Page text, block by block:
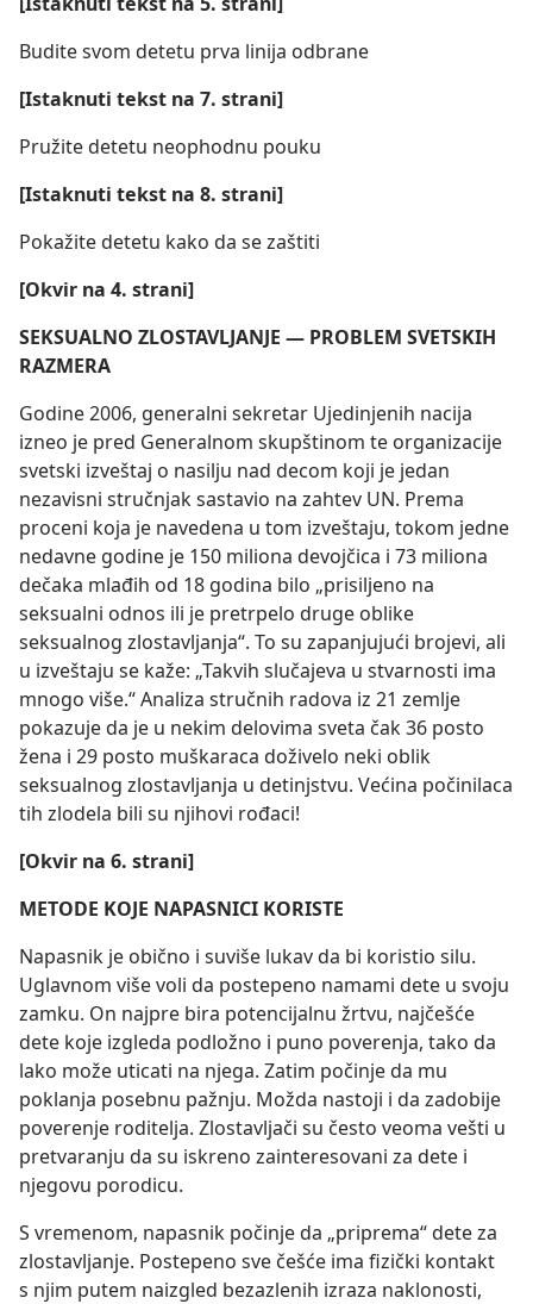
Budite svom detetu prva linija odbrane
[Istaknuti tekst na 7. strani]
Pružite detetu neophodnu pouku
[Istaknuti tekst na 8. strani]
Pokažite detetu kako da se zaštiti
[Okvir na 4. strani]
SEKSUALNO ZLOSTAVLJANJE — PROBLEM SVETSKIH
RAZMERA
Godine 2006, generalni sekretar Ujedinjenih nacija
izneo je pred Generalnom skupštinom te organizacije
svetski izveštaj o nasilju nad decom koji je jedan
nezavisni stručnjak sastavio na zahtev UN. Prema
proceni koja je navedena u tom izveštaju, tokom jedne
nedavne godine je 150 miliona devojčica i 73 miliona
dečaka mlađih od 18 godina bilo „prisiljeno na
seksualni odnos ili je pretrpelo druge oblike
seksualnog zlostavljanja“. To su zapanjujući brojevi, ali
u izveštaju se kaže: „Takvih slučajeva u stvarnosti ima
mnogo više.“ Analiza stručnih radova iz 21 zemlje
pokazuje da je u nekim delovima sveta čak 36 posto
žena i 29 posto muškaraca doživelo neki oblik
seksualnog zlostavljanja u detinjstvu. Većina počinilaca
tih zlodela bili su njihovi rođaci!
[Okvir na 6. strani]
METODE KOJE NAPASNICI KORISTE
Napasnik je obično i suviše lukav da bi koristio silu.
Uglavnom više voli da postepeno namami dete u svoju
zamku. On najpre bira potencijalnu žrtvu, najčešće
dete koje izgleda podložno i puno poverenja, tako da
lako može uticati na njega. Zatim počinje da mu
poklanja posebnu pažnju. Možda nastoji i da zadobije
poverenje roditelja. Zlostavljači su često veoma vešti u
pretvaranju da su iskreno zainteresovani za dete i
njegovu porodicu.
S vremenom, napasnik počinje da „priprema“ dete za
zlostavljanje. Postepeno sve češće ima fizički kontakt
s njim putem naizgled bezazlenih izraza naklonosti,